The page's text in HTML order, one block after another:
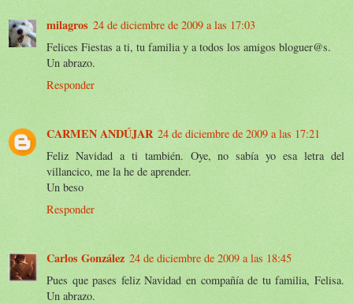
milagros 24 de diciembre de 2009 a las 17:03
Felices Fiestas a ti, tu familia y a todos los amigos bloguer@s.
Un abrazo.
Responder
CARMEN ANDÚJAR 24 de diciembre de 2009 a las 17:21
Feliz Navidad a ti también. Oye, no sabía yo esa letra del
villancico, me la he de aprender.
Un beso
Responder
Carlos González 24 de diciembre de 2009 a las 18:45
Pues que pases feliz Navidad en compañía de tu familia, Felisa.
Un abrazo.